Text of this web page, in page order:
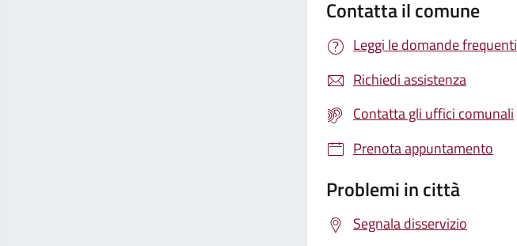
Contatta il comune
Leggi le domande frequenti
Richiedi assistenza
Contatta gli uffici comunali
Prenota appuntamento
Problemi in città
Segnala disservizio